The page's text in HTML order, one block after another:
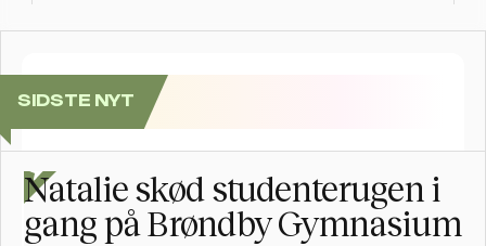
SIDSTE NYT
Se billederne: Folkefest, da Postnord Rundt sluttede i
Natalie skød studenterugen i
gang på Brøndby Gymnasium